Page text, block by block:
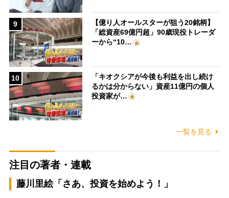
9
【億り人オールスターが狙う20銘柄】
「総資産69億円超」90歳現役トレーダ
ーから“10…
10
「キオクシアが今後も利益を出し続け
るかは分からない」資産11億円の個人
投資家が…
一覧を見る
注目の著者・連載
藤川里絵「さあ、投資を始めよう！」